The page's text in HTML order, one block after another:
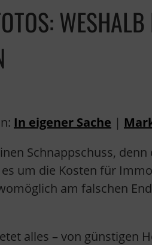
In eigener Sache |
Schnappschuss,
um die Kosten für
am falschen
alles – von günstigen